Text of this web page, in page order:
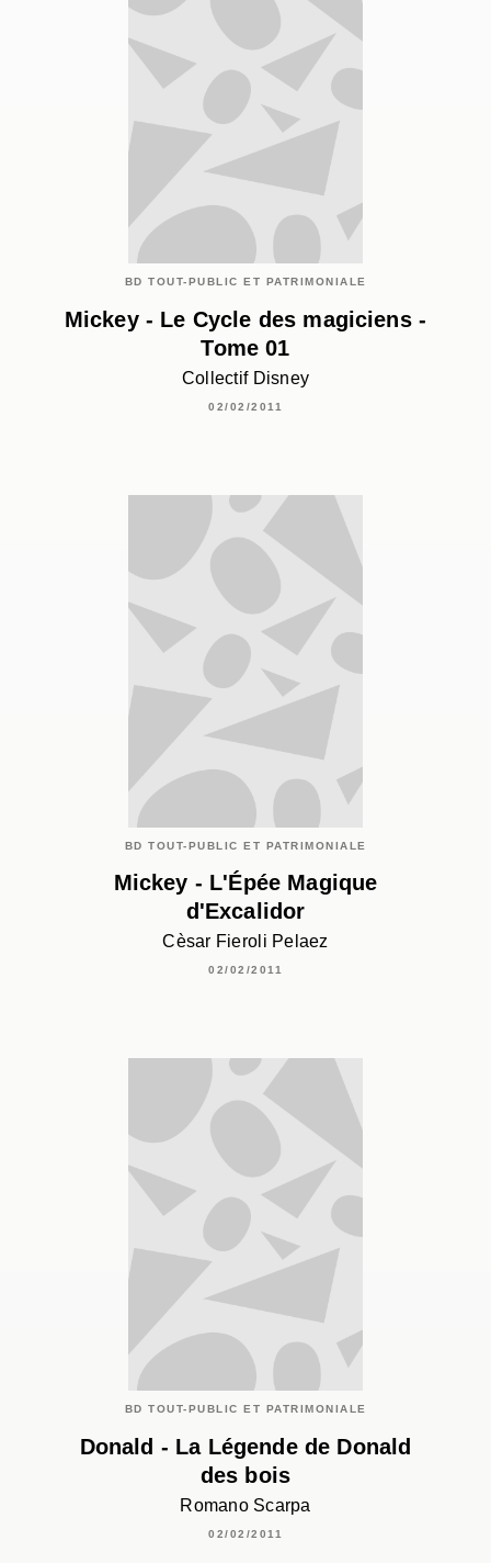
BD TOUT-PUBLIC ET PATRIMONIALE
Mickey - Le Cycle des magiciens -
Tome 01
Collectif Disney
02/02/2011
BD TOUT-PUBLIC ET PATRIMONIALE
Mickey - L'Épée Magique
d'Excalidor
Cèsar Fieroli Pelaez
02/02/2011
BD TOUT-PUBLIC ET PATRIMONIALE
Donald - La Légende de Donald
des bois
Romano Scarpa
02/02/2011